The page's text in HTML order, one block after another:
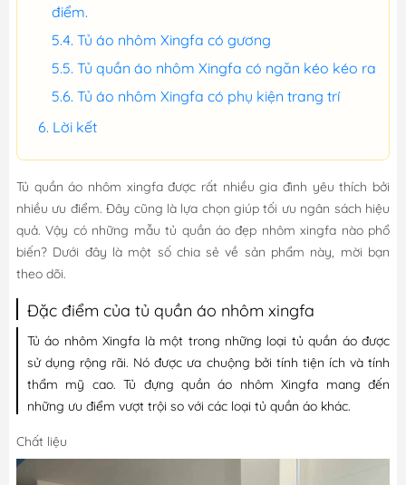
điểm.
Tủ áo nhôm Xingfa có gương
Tủ quần áo nhôm Xingfa có ngăn kéo kéo ra
Tủ áo nhôm Xingfa có phụ kiện trang trí
Lời kết
Tủ quần áo nhôm xingfa được rất nhiều gia đình yêu thích bởi
nhiều ưu điểm. Đây cũng là lựa chọn giúp tối ưu ngân sách hiệu
quả. Vậy có những mẫu tủ quần áo đẹp nhôm xingfa nào phổ
biến? Dưới đây là một số chia sẻ về sản phẩm này, mời bạn
theo dõi.
Đặc điểm của tủ quần áo nhôm xingfa
Tủ áo nhôm Xingfa là một trong những loại tủ quần áo được
sử dụng rộng rãi. Nó được ưa chuộng bởi tính tiện ích và tính
thẩm mỹ cao. Tủ đựng quần áo nhôm Xingfa mang đến
những ưu điểm vượt trội so với các loại tủ quần áo khác.
Chất liệu